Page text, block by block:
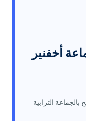
أخفنير
الترابية